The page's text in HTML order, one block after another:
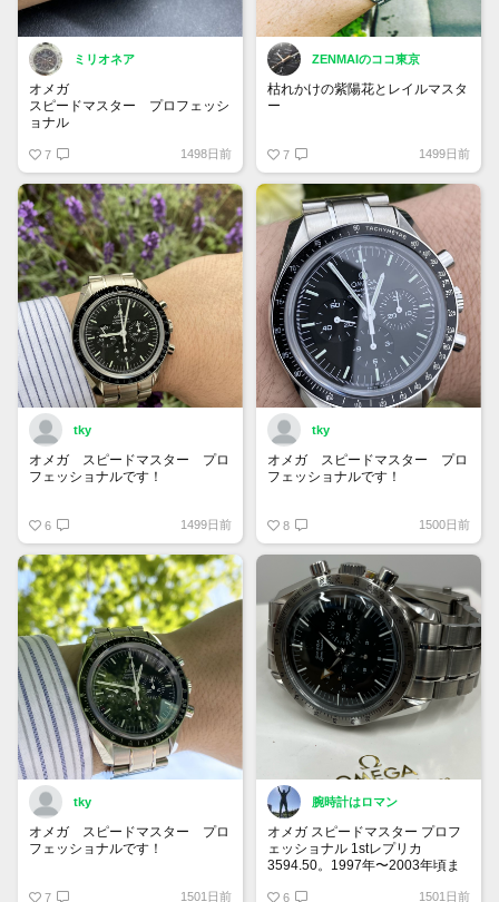
ミリオネア
オメガ
スピードマスター プロフェッシ
ョナル
第6世代のオールトリチウムの一
本。
90年代半ばのロングセラーモデ
ルとなります。
ヴィンテージブームがきているの
で、人気も徐々に上がっていて、
愛着ある時計となっています👌
7 1498日前
ZENMAIのココ東京
枯れかけの紫陽花とレイルマスタ
ー
#オメガ #シーマスター #コーア
クシャル #アクアテラ #レイルマ
スター #250352 #omegawatches
#seamaster #aquaterra
#railmaster .
7 1499日前
tky
オメガ スピードマスター プロ
フェッショナルです！
ていて、小さくても秒針がとても
見やすいです！
6 1499日前
tky
オメガ スピードマスター プロ
フェッショナルです！
毎日つけてても飽きのこないデザ
インです！
8 1500日前
tky
オメガ スピードマスター プロ
フェッショナルです！
ティ感が強く、男が好きな顔面を
7 1501日前
腕時計はロマン
オメガ スピードマスター プロフ
ェッショナル 1stレプリカ
3594.50。1997年〜2003年頃ま
彷彿とさせるブロードアロー針、
6 1501日前